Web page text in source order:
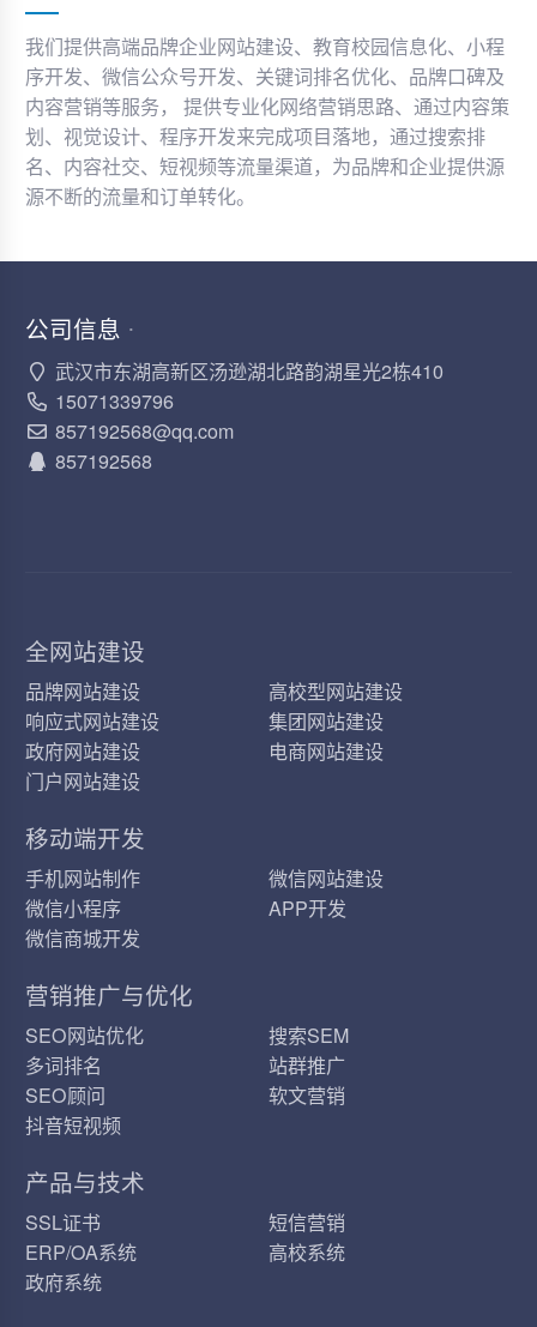
我们提供高端品牌企业网站建设、教育校园信息化、小程
序开发、微信公众号开发、关键词排名优化、品牌口碑及
内容营销等服务， 提供专业化网络营销思路、通过内容策
划、视觉设计、程序开发来完成项目落地，通过搜索排
名、内容社交、短视频等流量渠道，为品牌和企业提供源
源不断的流量和订单转化。
公司信息 ·
武汉市东湖高新区汤逊湖北路韵湖星光2栋410
15071339796
857192568@qq.com
857192568
全网站建设
品牌网站建设
高校型网站建设
响应式网站建设
集团网站建设
政府网站建设
电商网站建设
门户网站建设
移动端开发
手机网站制作
微信网站建设
微信小程序
APP开发
微信商城开发
营销推广与优化
SEO网站优化
搜索SEM
多词排名
站群推广
SEO顾问
软文营销
抖音短视频
产品与技术
SSL证书
短信营销
ERP/OA系统
高校系统
政府系统